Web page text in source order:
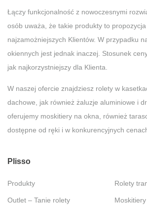
Łączy funkcjonalność z nowoczesnymi
osób uważa, że takie produkty to propozycja
najzamożniejszych Klientów. W przypadku
okiennych jest jednak inaczej. Stosunek
jak najkorzystniejszy dla Klienta.
W naszej ofercie znajdziesz rolety w
dachowe, jak również żaluzje aluminiowe i
oferujemy moskitiery na okna, również
dostępne od ręki i w konkurencyjnych
Plisso
Produkty
Outlet – Tanie rolety
Rolety
Moskitiery – Ochrona przed